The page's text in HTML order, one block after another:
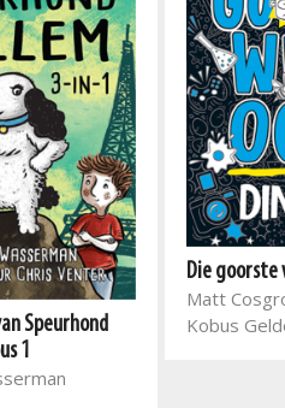
Speurhond
1
Die goorste
Matt
Kobus